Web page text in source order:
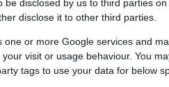
be disclosed by us to third parties on
disclose it to other third parties.
one or more Google services and
visit or usage behaviour. You
tags to use your data for below